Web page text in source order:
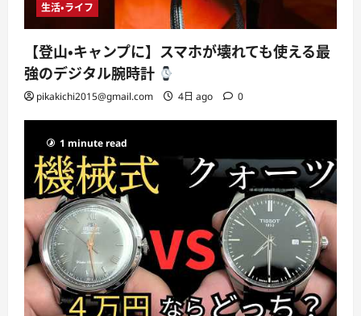
生活・ライフ
【登山・キャンプに】スマホが壊れても使える最
強のデジタル腕時計
pikakichi2015@gmail.com 4日 ago 0
1 minute read